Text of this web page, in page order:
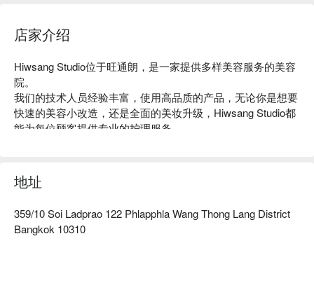
店家介绍
Hiwsang Studio位于旺通朗，是一家提供多样美容服务的美容
院。
我们的技术人员经验丰富，使用高品质的产品，无论你是想要
快速的美容小改造，还是全面的美妆升级，Hiwsang Studio都
能为每位顾客提供专业的护理服务。
地址
359/10 Soi Ladprao 122 Phlapphla Wang Thong Lang District
Bangkok 10310